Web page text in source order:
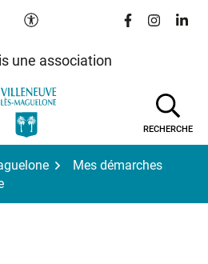
Paramètres d'accessibilité
Lien vers le
Lien vers
Lien
une association
RECHERCHE
Mes démarches